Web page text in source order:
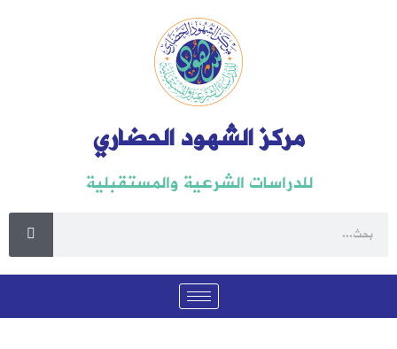
مركز الشهود الحضاري
للدراسات الشرعية والمستقبلية